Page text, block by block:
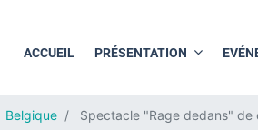
ACCUEIL PRÉSENTATION
Belgique Spectacle "Rage dedans"